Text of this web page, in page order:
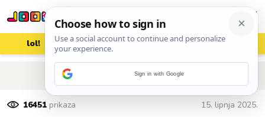
lol! aww vrh! woot?!
POVRATAK NA ČLANAK
16451 prikaza 15. lipnja 2025.
Sign in with Google